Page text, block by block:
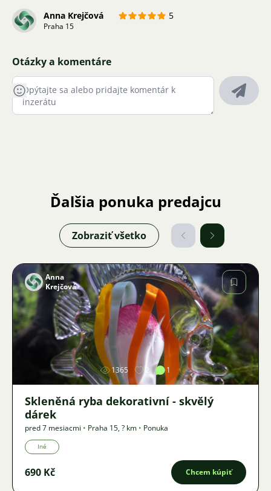
Anna Krejčová 5
Praha 15
Otázky a komentáre
Ďalšia ponuka predajcu
Zobraziť všetko
Obrázok
Anna
Krejčová
1365 2 1
Skleněná ryba dekorativní - skvělý
dárek
pred 7 mesiacmi • Praha 15,? km • Ponuka
Iné
690 Kč Chcem kúpiť